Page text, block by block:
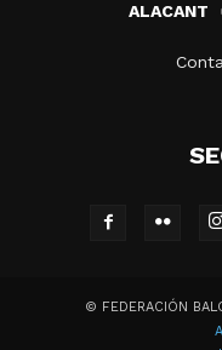
ALACANT
© FEDERACIÓN